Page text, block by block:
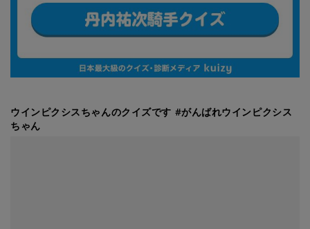
ウインピクシスちゃんのクイズです #がんばれウインピクシス
ちゃん